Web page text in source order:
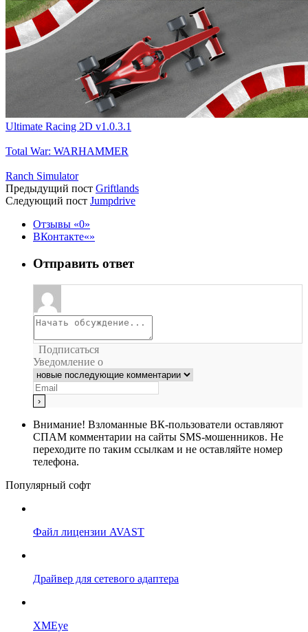
Ultimate Racing 2D v1.0.3.1
Total War: WARHAMMER
Ranch Simulator
Предыдущий пост Griftlands
Следующий пост Jumpdrive
Отзывы
0
ВКонтакте
Отправить ответ
Подписаться
Уведомление о
Внимание! Взломанные ВК-пользователи оставляют
СПАМ комментарии на сайты SMS-мошенников. Не
переходите по таким ссылкам и не оставляйте номер
телефона.
Популярный софт
Файл лицензии AVAST
Драйвер для сетевого адаптера
XMEye